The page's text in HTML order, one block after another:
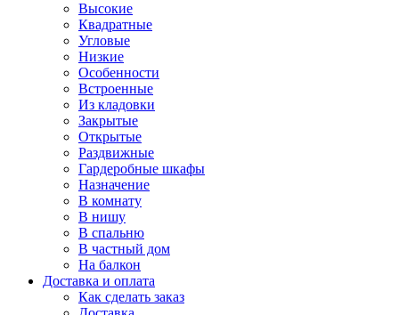
Высокие
Квадратные
Угловые
Низкие
Особенности
Встроенные
Из кладовки
Закрытые
Открытые
Раздвижные
Гардеробные шкафы
Назначение
В комнату
В нишу
В спальню
В частный дом
На балкон
Доставка и оплата
Как сделать заказ